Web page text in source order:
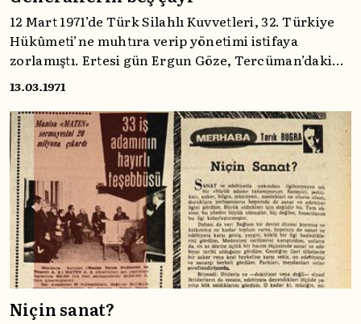
12 Mart 1971’de Türk Silahlı Kuvvetleri, 32. Türkiye
Hükûmeti’ne muhtıra verip yönetimi istifaya
zorlamıştı. Ertesi gün Ergun Göze, Tercüman’daki
köşe yazısında ordu ile devlet yönetimi arasındaki
kaleme almıştı.
13.03.1971
Niçin sanat?